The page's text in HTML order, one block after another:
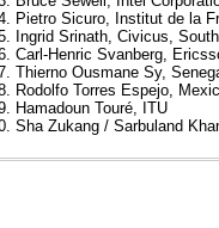
Pietro Sicuro, Institut de la
Ingrid Srinath, Civicus,
Carl-Henric Svanberg,
Thierno Ousmane Sy,
Rodolfo Torres Espejo,
Hamadoun Touré, ITU
Sha Zukang / Sarbuland